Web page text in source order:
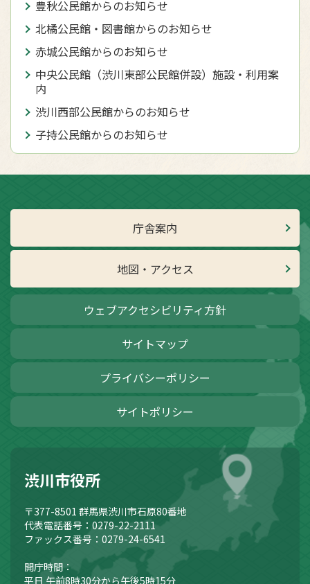
豊秋公民館からのお知らせ
北橘公民館・図書館からのお知らせ
赤城公民館からのお知らせ
中央公民館（渋川東部公民館併設）施設・利用案
内
渋川西部公民館からのお知らせ
子持公民館からのお知らせ
庁舎案内
地図・アクセス
ウェブアクセシビリティ方針
サイトマップ
プライバシーポリシー
サイトポリシー
渋川市役所
〒377-8501 群馬県渋川市石原80番地
代表電話番号：0279-22-2111
ファックス番号：0279-24-6541
開庁時間：
平日 午前8時30分から午後5時15分